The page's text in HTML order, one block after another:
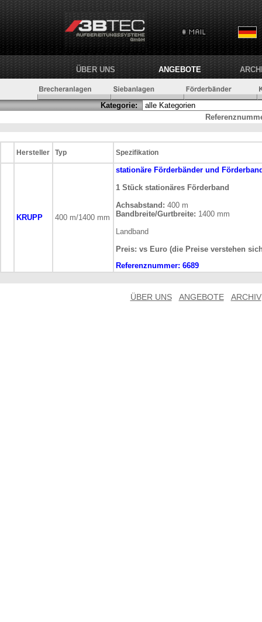
ÜBER UNS ANGEBOTE
Kategorie:
Hersteller Typ Spezifikation
KRUPP 400 m/1400 mm
stationäre Förderbänder und
1 Stück stationäres Förderband
Achsabstand: 400 m
Bandbreite/Gurtbreite: 1400 mm
Landband
Preis: vs Euro (die Preise verstehen
Referenznummer: 6689
ÜBER UNS ANGEBOTE ARCHIV